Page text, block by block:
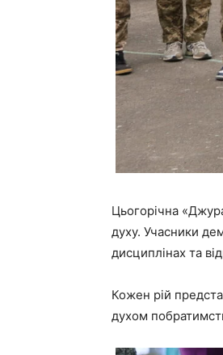
Цьогорічна
духу. Учасники
дисциплінах та
Кожен рій
духом